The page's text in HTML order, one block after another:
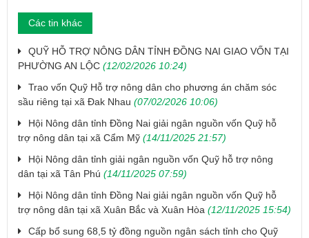
Các tin khác
QUỸ HỖ TRỢ NÔNG DÂN TỈNH ĐỒNG NAI GIAO VỐN TẠI
PHƯỜNG AN LỘC (12/02/2026 10:24)
Trao vốn Quỹ Hỗ trợ nông dân cho phương án chăm sóc
sầu riêng tại xã Đak Nhau (07/02/2026 10:06)
Hội Nông dân tỉnh Đồng Nai giải ngân nguồn vốn Quỹ hỗ
trợ nông dân tại xã Cẩm Mỹ (14/11/2025 21:57)
Hội Nông dân tỉnh giải ngân nguồn vốn Quỹ hỗ trợ nông
dân tại xã Tân Phú (14/11/2025 07:59)
Hội Nông dân tỉnh Đồng Nai giải ngân nguồn vốn Quỹ hỗ
trợ nông dân tại xã Xuân Bắc và Xuân Hòa (12/11/2025 15:54)
Cấp bổ sung 68,5 tỷ đồng nguồn ngân sách tỉnh cho Quỹ